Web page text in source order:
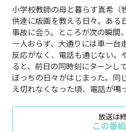
小学校教師の母と暮らす真希（
供達に版画を教える日々。ある
事故に会う。ところが次の瞬間
一人おらず、大通りには車一台
反応がなく、電話も通じない。
ると、前日の同時刻にターンし
ぼっちの日々がはじまった。同
え切れなくなった頃、電話が鳴
放送は
この番